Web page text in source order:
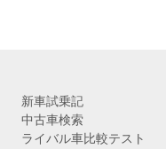
新車試乗記
中古車検索
ライバル車比較テスト